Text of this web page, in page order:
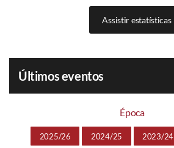
Assistir estatísticas
Últimos eventos
Época
2025/26 2024/25 2023/24